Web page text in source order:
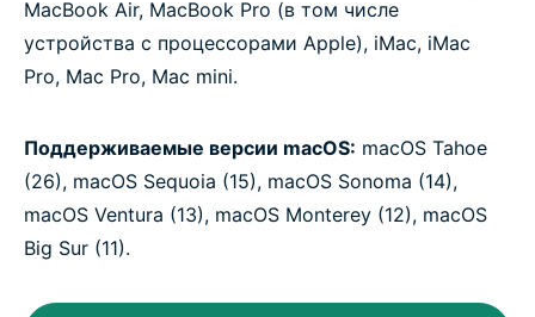
MacBook Air, MacBook Pro (в том числе
устройства с процессорами Apple), iMac, iMac
Pro, Mac Pro, Mac mini.
Поддерживаемые версии macOS: macOS Tahoe
(26), macOS Sequoia (15), macOS Sonoma (14),
macOS Ventura (13), macOS Monterey (12), macOS
Big Sur (11).